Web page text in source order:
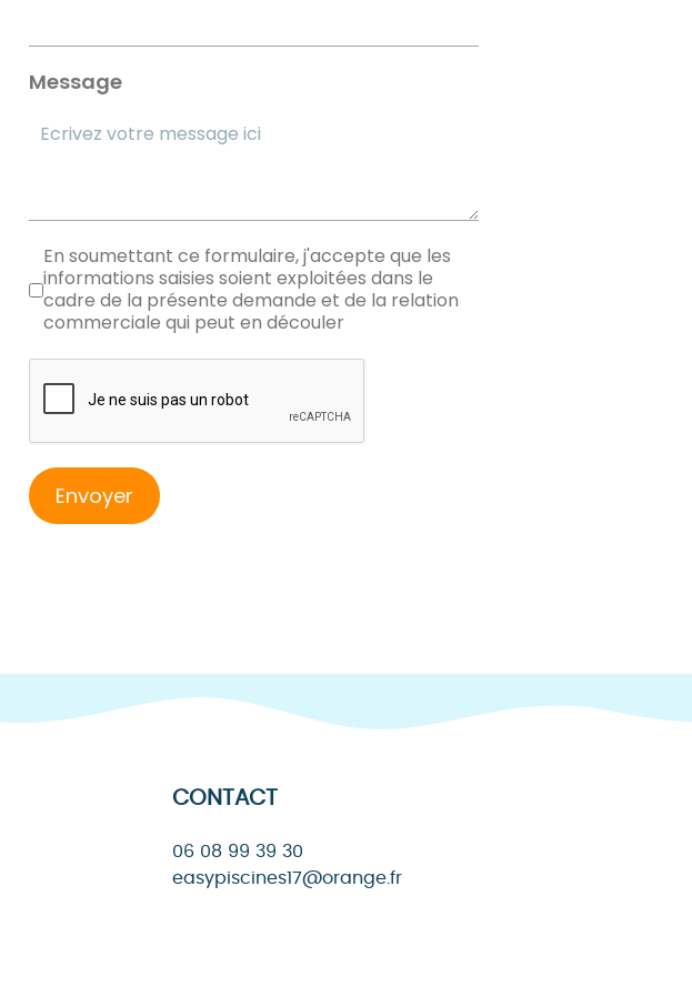
Message
RGPD
En soumettant ce formulaire, j'accepte que les
informations saisies soient exploitées dans le
cadre de la présente demande et de la relation
commerciale qui peut en découler
reCAPTCHA
Envoyer
CONTACT
06 08 99 39 30
easypiscines17@orange.fr